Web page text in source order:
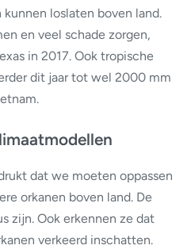
kunnen loslaten boven land.
en veel schade zorgen,
in 2017. Ook tropische
dit jaar tot wel 2000 mm
dat we moeten oppassen
orkanen boven land. De
zijn. Ook erkennen ze dat
verkeerd inschatten.